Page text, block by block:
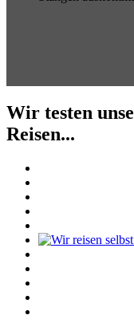
Wir testen
Reisen...